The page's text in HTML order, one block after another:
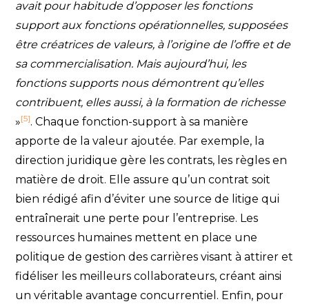
avait pour habitude d’opposer les fonctions
support aux fonctions opérationnelles, supposées
être créatrices de valeurs, à l’origine de l’offre et de
sa commercialisation. Mais aujourd’hui, les
fonctions supports nous démontrent qu’elles
contribuent, elles aussi, à la formation de richesse
»[5]. Chaque fonction-support à sa manière
apporte de la valeur ajoutée. Par exemple, la
direction juridique gère les contrats, les règles en
matière de droit. Elle assure qu’un contrat soit
bien rédigé afin d’éviter une source de litige qui
entraînerait une perte pour l’entreprise. Les
ressources humaines mettent en place une
politique de gestion des carrières visant à attirer et
fidéliser les meilleurs collaborateurs, créant ainsi
un véritable avantage concurrentiel. Enfin, pour